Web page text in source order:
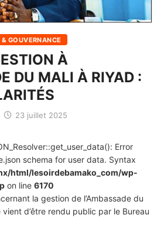
GOUVERNANCE
À
DU MALI À RIYAD :
23 juillet 2025
Error
schema for user data. Syntax
html/lesoirdebamako_com/wp-
on line 6170
la gestion de l’Ambassade du
d’être rendu public par le Bureau